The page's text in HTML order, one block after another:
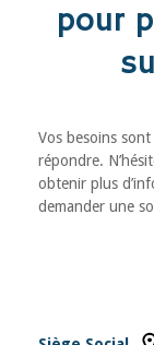
pour
Vos besoins
répondre.
obtenir plus
demander une